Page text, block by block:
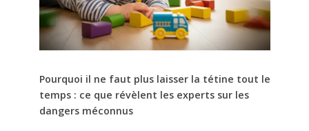
Pourquoi il ne faut plus laisser la tétine tout le
temps : ce que révèlent les experts sur les
dangers méconnus